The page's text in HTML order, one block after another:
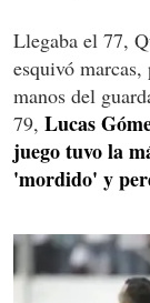
Llegaba el 77,
esquivó
manos del
79, Lucas
juego tuvo la
'mordido' y